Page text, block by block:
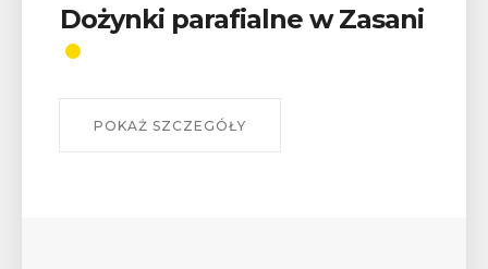
Wykład „Jak zdobyć
odznaki na myślenickich
W środę 12 sierpnia o godz. 17 w Miejskiej